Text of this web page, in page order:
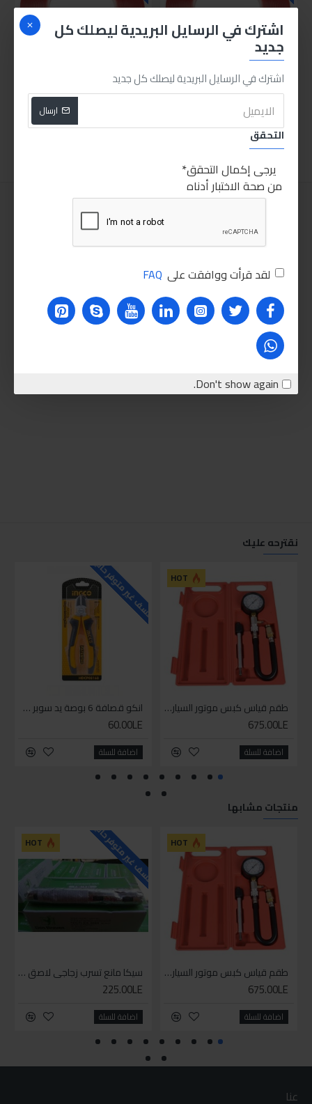
اشترك في الرسايل البريدية ليصلك كل
جديد
اشترك في الرسايل البريدية ليصلك كل جديد
ارسال
التحقق
يرجى إكمال التحقق
من صحة الاختبار أدناه
لقد قرأت ووافقت على FAQ
Don't show again.
دابل فيس شفاف 2سم 5متر
35.00LE
اضافة للسلة
دابل فيس شفاف 1سم5متر
اضافة للسلة
نقترحه عليك
HOT
طقم قياس كبس موتور السياره 3 ق
675.00LE
اضافة للسلة
للاسف غير متوفر حاليا
انكو قصافة 6 بوصة يد سوبر وان
60.00LE
اضافة للسلة
منتجات مشابها
HOT
طقم قياس كبس موتور السياره 3 ق
675.00LE
اضافة للسلة
HOT للاسف غير متوفر حاليا
سيكا مانع تسرب زجاجي لاصق اسود 600 مل
225.00LE
اضافة للسلة
عنا